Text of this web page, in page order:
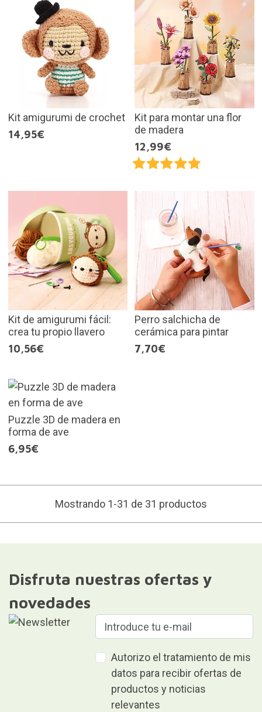
Kit amigurumi de crochet
14,95€
Kit para montar una flor
de madera
12,99€
Kit de amigurumi fácil:
crea tu propio llavero
10,56€
Perro salchicha de
cerámica para pintar
7,70€
Puzzle 3D de madera en
forma de ave
6,95€
Mostrando 1-31 de 31 productos
Disfruta nuestras ofertas y
novedades
Autorizo el tratamiento de mis
datos para recibir ofertas de
productos y noticias
relevantes